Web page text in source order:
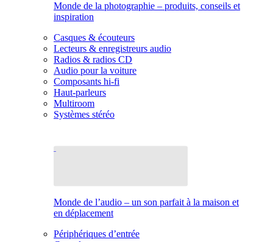
Monde de la photographie – produits, conseils et
inspiration
Casques & écouteurs
Lecteurs & enregistreurs audio
Radios & radios CD
Audio pour la voiture
Composants hi-fi
Haut-parleurs
Multiroom
Systèmes stéréo
Monde de l’audio – un son parfait à la maison et
en déplacement
Périphériques d’entrée